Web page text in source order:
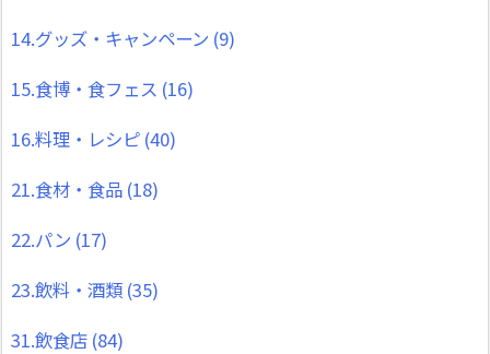
14.グッズ・キャンペーン (9)
15.食博・食フェス (16)
16.料理・レシピ (40)
21.食材・食品 (18)
22.パン (17)
23.飲料・酒類 (35)
31.飲食店 (84)